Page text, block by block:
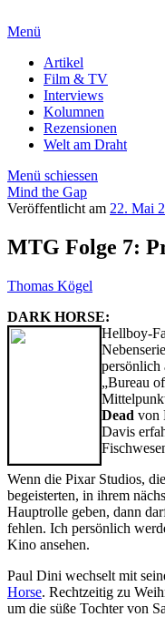
Menü
Artikel
Film & TV
Interviews
Kolumnen
Rezensionen
Welt am Draht
Menü schiessen
Mind the Gap
Veröffentlicht am 22. Mai
MTG Folge 7:
Thomas Kögel
DARK HORSE:
Hellboy-
persönlich
„Bureau
Dead von
Davis
Wenn die Pixar Studios,
begeisterten, in ihrem
Hauptrolle geben, dann
fehlen. Ich persönlich
Kino ansehen.
Paul Dini wechselt mit
Horse. Rechtzeitig zu
um die süße Tochter von